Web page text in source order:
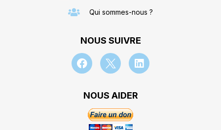
Qui sommes-nous ?
NOUS SUIVRE
NOUS AIDER